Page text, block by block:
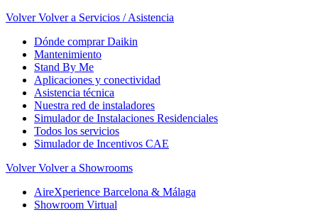
Volver Volver a Servicios / Asistencia
Dónde comprar Daikin
Mantenimiento
Stand By Me
Aplicaciones y conectividad
Asistencia técnica
Nuestra red de instaladores
Simulador de Instalaciones Residenciales
Todos los servicios
Simulador de Incentivos CAE
Volver Volver a Showrooms
AireXperience Barcelona & Málaga
Showroom Virtual